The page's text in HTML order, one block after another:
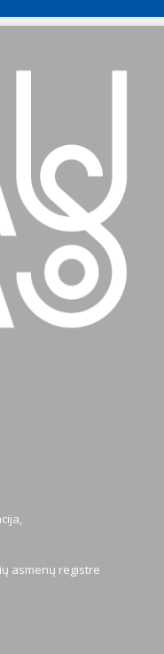
asmenų registre